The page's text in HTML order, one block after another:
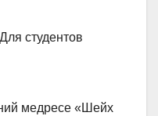
Для студентов
медресе «Шейх